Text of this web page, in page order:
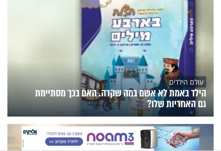
עולם הילדים
הילד באמת לא אשם במה שקרה. האם בכך מסתיימת
גם האחריות שלו?
X